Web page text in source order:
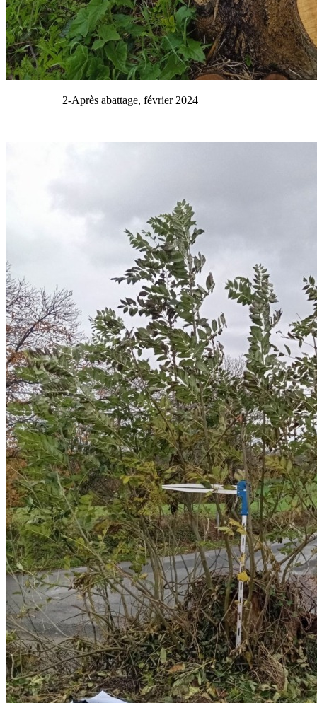
2-Après abattage, février 2024